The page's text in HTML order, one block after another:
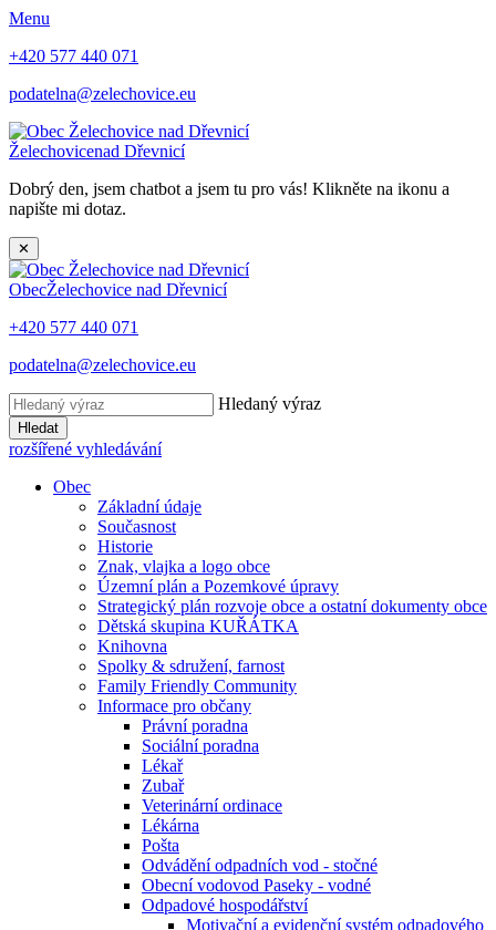
Menu
+420 577 440 071
podatelna@zelechovice.eu
Želechovicenad Dřevnicí
Dobrý den, jsem chatbot a jsem tu pro vás! Klikněte na ikonu a
napište mi dotaz.
✕
ObecŽelechovice nad Dřevnicí
+420 577 440 071
podatelna@zelechovice.eu
Hledaný výraz
Hledat
rozšířené vyhledávání
Obec
Základní údaje
Současnost
Historie
Znak, vlajka a logo obce
Územní plán a Pozemkové úpravy
Strategický plán rozvoje obce a ostatní dokumenty obce
Dětská skupina KUŘÁTKA
Knihovna
Spolky & sdružení, farnost
Family Friendly Community
Informace pro občany
Právní poradna
Sociální poradna
Lékař
Zubař
Veterinární ordinace
Lékárna
Pošta
Odvádění odpadních vod - stočné
Obecní vodovod Paseky - vodné
Odpadové hospodářství
Motivační a evidenční systém odpadového